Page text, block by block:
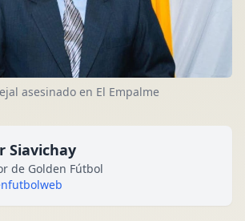
asesinado en El Empalme
Siavichay
de Golden Fútbol